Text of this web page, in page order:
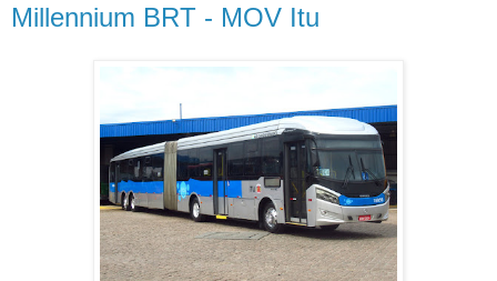
Millennium BRT - MOV Itu